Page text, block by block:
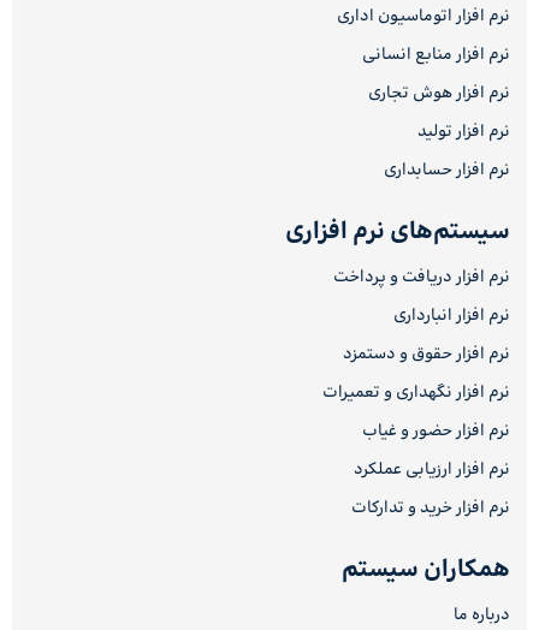
نرم افزار اتوماسیون اداری
نرم افزار منابع انسانی
نرم افزار هوش تجاری
نرم افزار تولید
نرم افزار حسابداری
سیستم‌های نرم افزاری
نرم افزار دریافت و پرداخت
نرم افزار انبارداری
نرم افزار حقوق و دستمزد
نرم افزار نگهداری و تعمیرات
نرم افزار حضور و غیاب
نرم افزار ارزیابی عملکرد
نرم افزار خرید و تدارکات
همکاران سیستم
درباره ما